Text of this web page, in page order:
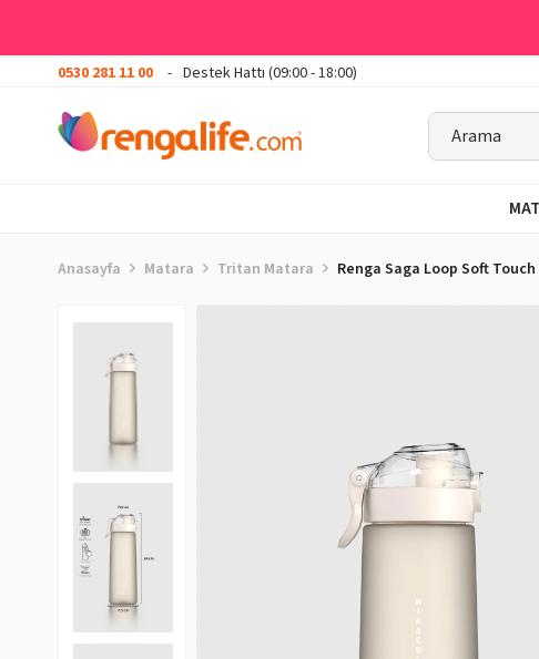
0530 281 11 00 Destek Hattı (09:00 - 18:00)
Anasayfa Matara Tritan Matara Renga Saga Loop Soft